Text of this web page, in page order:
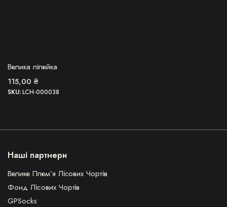
БЕРУ!
Велика лілейка
115,00 ₴
SKU:LCH-000038
Наші партнери
Велике Плем’я Лісових Чортів
Фонд Лісових Чортів
GPSocks